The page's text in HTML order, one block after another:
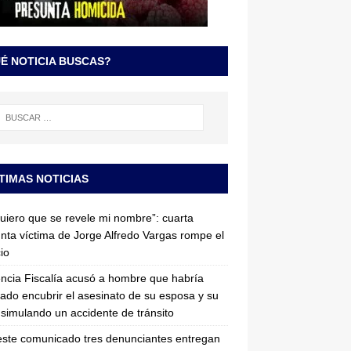
NOTICIA BUSCAS?
NOTICIAS
que se revele mi nombre”: cuarta
víctima de Jorge Alfredo Vargas rompe el
Fiscalía acusó a hombre que habría
encubrir el asesinato de su esposa y su
un accidente de tránsito
comunicado tres denunciantes entregan